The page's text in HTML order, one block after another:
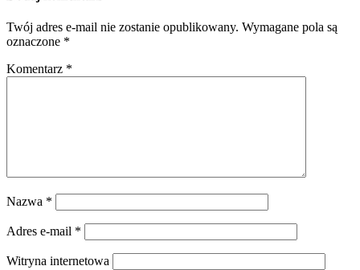
Twój adres e-mail nie zostanie opublikowany. Wymagane pola są
oznaczone *
Komentarz *
Nazwa *
Adres e-mail *
Witryna internetowa